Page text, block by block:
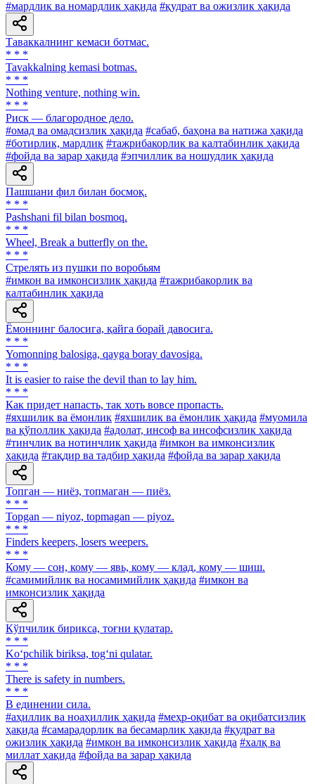
#мардлик ва номардлик ҳақида #қудрат ва ожизлик ҳақида
Таваккалнинг кемаси ботмас.
* * *
Tavakkalning kemasi botmas.
* * *
Nothing venture, nothing win.
* * *
Риск — благородное дело.
#омад ва омадсизлик ҳақида #сабаб, баҳона ва натижа ҳақида
#ботирлик, мардлик #тажрибакорлик ва калтабинлик ҳақида
#фойда ва зарар ҳақида #эпчиллик ва ношудлик ҳақида
Пашшани фил билан босмоқ.
* * *
Pashshani fil bilan bosmoq.
* * *
Wheel, Break a butterfly on the.
* * *
Стрелять из пушки по воробьям
#имкон ва имконсизлик ҳақида #тажрибакорлик ва
калтабинлик ҳақида
Ёмоннинг балосига, қайга борай давосига.
* * *
Yomonning balosiga, qayga boray davosiga.
* * *
It is easier to raise the devil than to lay him.
* * *
Как придет напасть, так хоть вовсе пропасть.
#яхшилик ва ёмонлик #яхшилик ва ёмонлик ҳақида #муомила
ва қўполлик ҳақида #адолат, инсоф ва инсофсизлик ҳақида
#тинчлик ва нотинчлик ҳақида #имкон ва имконсизлик
ҳақида #тақдир ва тадбир ҳақида #фойда ва зарар ҳақида
Топган — ниёз, топмаган — пиёз.
* * *
Topgan — niyoz, topmagan — piyoz.
* * *
Finders keepers, losers weepers.
* * *
Кому — сон, кому — явь, кому — клад, кому — шиш.
#самимийлик ва носамимийлик ҳақида #имкон ва
имконсизлик ҳақида
Кўпчилик бирикса, тоғни қулатар.
* * *
Ko‘pchilik biriksa, tog‘ni qulatar.
* * *
There is safety in numbers.
* * *
В единении сила.
#аҳиллик ва ноаҳиллик ҳақида #меҳр-оқибат ва оқибатсизлик
ҳақида #самарадорлик ва бесамарлик ҳақида #қудрат ва
ожизлик ҳақида #имкон ва имконсизлик ҳақида #халқ ва
миллат ҳақида #фойда ва зарар ҳақида